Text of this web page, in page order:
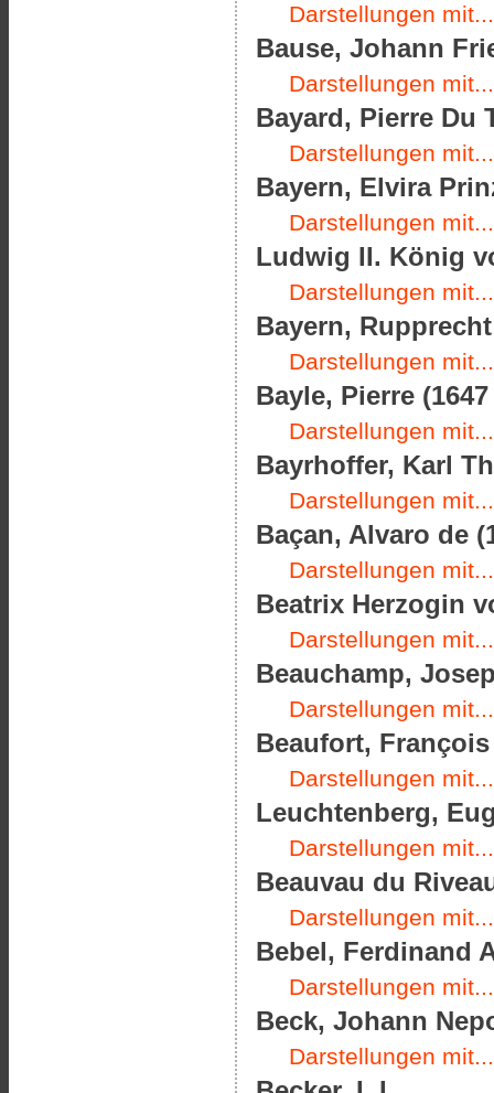
Darstellungen mit...
Bause, Johann
Darstellungen mit...
Bayard, Pierre Du
Darstellungen mit...
Bayern, Elvira
Darstellungen mit...
Ludwig II. König
Darstellungen mit...
Bayern,
Darstellungen mit...
Bayle, Pierre (1647
Darstellungen mit...
Bayrhoffer, Karl
Darstellungen mit...
Baçan, Alvaro de
Darstellungen mit...
Beatrix Herzogin
Darstellungen mit...
Beauchamp,
Darstellungen mit...
Beaufort, François
Darstellungen mit...
Leuchtenberg,
Darstellungen mit...
Beauvau du
Darstellungen mit...
Bebel, Ferdinand
Darstellungen mit...
Beck, Johann
Darstellungen mit...